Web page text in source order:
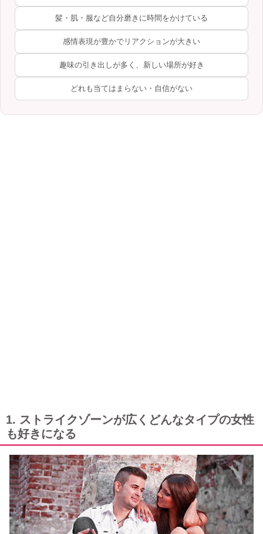
髪・肌・服など自分磨きに時間をかけている
感情表現が豊かでリアクションが大きい
趣味の引き出しが多く、新しい場所が好き
どれも当てはまらない・自信がない
1. ストライクゾーンが広くどんなタイプの女性
も好きになる